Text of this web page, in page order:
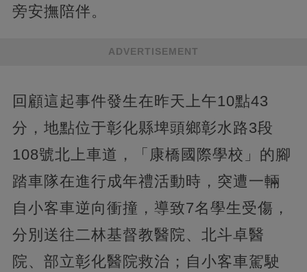
旁安撫陪伴。
ADVERTISEMENT
回顧這起事件發生在昨天上午10點43
分，地點位于彰化縣埤頭鄉彰水路3段
108號北上車道，「康橋國際學校」的腳
踏車隊在進行成年禮活動時，突遭一輛
自小客車逆向衝撞，導致7名學生受傷，
分別送往二林基督教醫院、北斗卓醫
院、部立彰化醫院救治；自小客車駕駛